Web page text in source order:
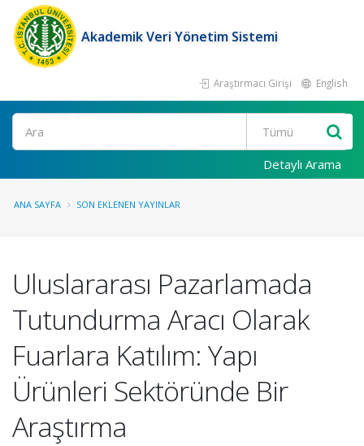
Akademik Veri Yönetim Sistemi
Araştırmacı Girişi English
Ara
Detaylı Arama
ANA SAYFA SON EKLENEN YAYINLAR
Uluslararası Pazarlamada
Tutundurma Aracı Olarak
Fuarlara Katılım: Yapı
Ürünleri Sektöründe Bir
Araştırma